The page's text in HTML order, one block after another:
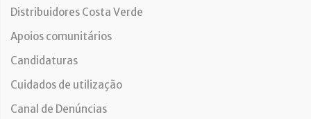
Distribuidores Costa Verde
Apoios comunitários
Candidaturas
Cuidados de utilização
Canal de Denúncias